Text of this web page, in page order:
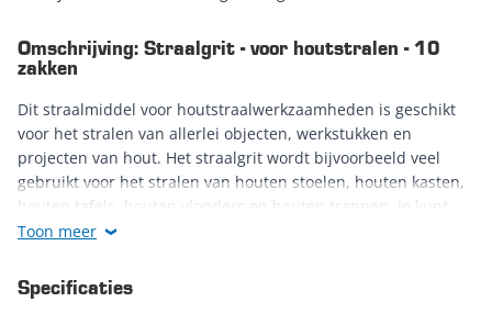
Omschrijving: Straalgrit - voor houtstralen - 10
zakken
Dit straalmiddel voor houtstraalwerkzaamheden is geschikt
voor het stralen van allerlei objecten, werkstukken en
projecten van hout. Het straalgrit wordt bijvoorbeeld veel
gebruikt voor het stralen van houten stoelen, houten kasten,
houten tafels, houten vlonders en houten trappen. Je kunt
het straalmiddel inzetten om de
wanneer je deze straalkorrels van Datona gebruikt. Ook
verweerde laklagen en waslagen kun je laten verdwijnen door
Toon meer
Specificaties